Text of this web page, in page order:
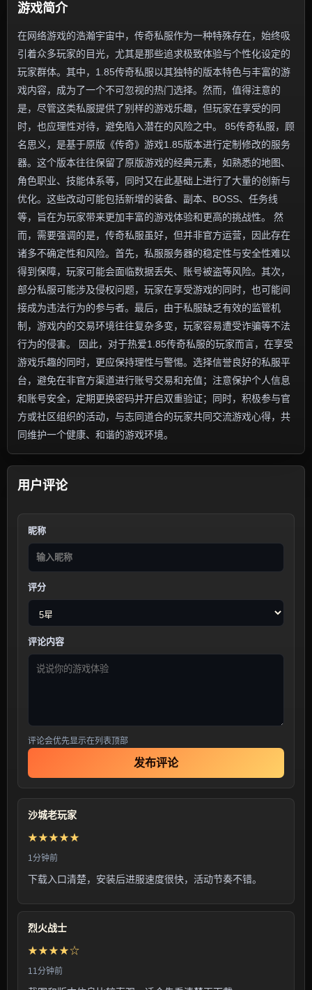
游戏简介
在网络游戏的浩瀚宇宙中，传奇私服作为一种特殊存在，始终吸
引着众多玩家的目光，尤其是那些追求极致体验与个性化设定的
玩家群体。其中，1.85传奇私服以其独特的版本特色与丰富的游
戏内容，成为了一个不可忽视的热门选择。然而，值得注意的
是，尽管这类私服提供了别样的游戏乐趣，但玩家在享受的同
时，也应理性对待，避免陷入潜在的风险之中。 85传奇私服，顾
名思义，是基于原版《传奇》游戏1.85版本进行定制修改的服务
器。这个版本往往保留了原版游戏的经典元素，如熟悉的地图、
角色职业、技能体系等，同时又在此基础上进行了大量的创新与
优化。这些改动可能包括新增的装备、副本、BOSS、任务线
等，旨在为玩家带来更加丰富的游戏体验和更高的挑战性。 然
而，需要强调的是，传奇私服虽好，但并非官方运营，因此存在
诸多不确定性和风险。首先，私服服务器的稳定性与安全性难以
得到保障，玩家可能会面临数据丢失、账号被盗等风险。其次，
部分私服可能涉及侵权问题，玩家在享受游戏的同时，也可能间
接成为违法行为的参与者。最后，由于私服缺乏有效的监管机
制，游戏内的交易环境往往复杂多变，玩家容易遭受诈骗等不法
行为的侵害。 因此，对于热爱1.85传奇私服的玩家而言，在享受
游戏乐趣的同时，更应保持理性与警惕。选择信誉良好的私服平
台，避免在非官方渠道进行账号交易和充值；注意保护个人信息
和账号安全，定期更换密码并开启双重验证；同时，积极参与官
方或社区组织的活动，与志同道合的玩家共同交流游戏心得，共
同维护一个健康、和谐的游戏环境。
用户评论
昵称
评分
评论内容
评论会优先显示在列表顶部
发布评论
沙城老玩家
★★★★★
1分钟前
下载入口清楚，安装后进服速度很快，活动节奏不错。
烈火战士
★★★★☆
11分钟前